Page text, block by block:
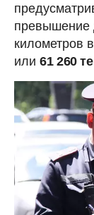
превышение
километров
или 61 260